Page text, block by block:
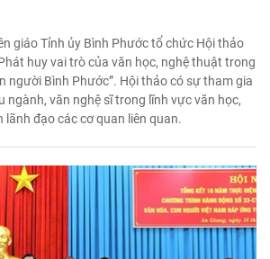
giáo Tỉnh ủy Bình Phước tổ chức Hội thảo
huy vai trò của văn học, nghệ thuật trong
người Bình Phước”. Hội thảo có sự tham gia
ngành, văn nghệ sĩ trong lĩnh vực văn học,
lãnh đạo các cơ quan liên quan.